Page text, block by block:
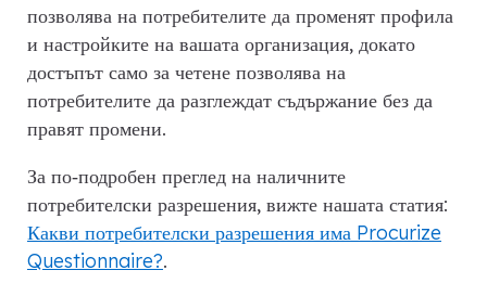
позволява на потребителите да променят профила
и настройките на вашата организация, докато
достъпът само за четене позволява на
потребителите да разглеждат съдържание без да
правят промени.
За по‑подробен преглед на наличните
потребителски разрешения, вижте нашата статия:
Какви потребителски разрешения има Procurize
Questionnaire?.